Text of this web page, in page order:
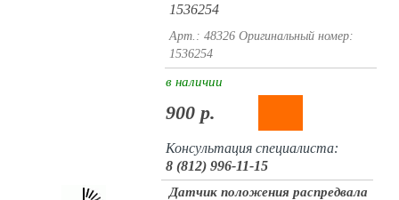
1536254
Арт.: 48326 Оригинальный номер:
1536254
в наличии
900 р.
Консультация специалиста:
8 (812) 996-11-15
Датчик положения распредвала